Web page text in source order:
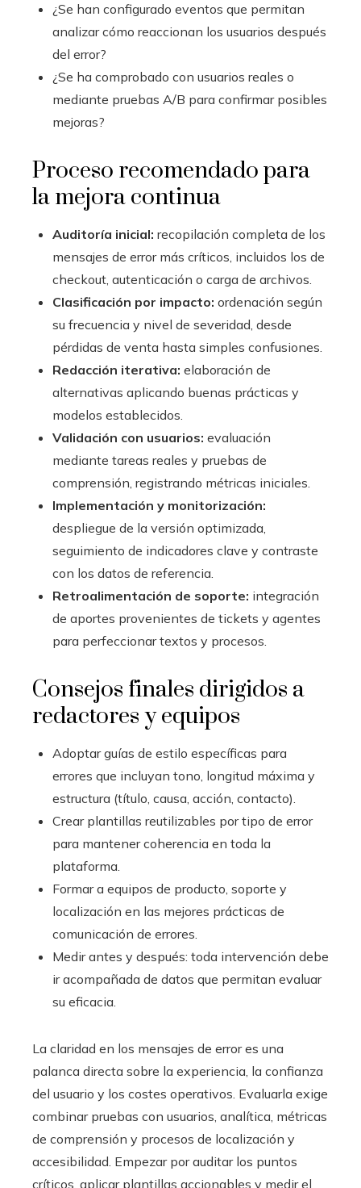
¿Se han configurado eventos que permitan
analizar cómo reaccionan los usuarios después
del error?
¿Se ha comprobado con usuarios reales o
mediante pruebas A/B para confirmar posibles
mejoras?
Proceso recomendado para
la mejora continua
Auditoría inicial: recopilación completa de los
mensajes de error más críticos, incluidos los de
checkout, autenticación o carga de archivos.
Clasificación por impacto: ordenación según
su frecuencia y nivel de severidad, desde
pérdidas de venta hasta simples confusiones.
Redacción iterativa: elaboración de
alternativas aplicando buenas prácticas y
modelos establecidos.
Validación con usuarios: evaluación
mediante tareas reales y pruebas de
comprensión, registrando métricas iniciales.
Implementación y monitorización:
despliegue de la versión optimizada,
seguimiento de indicadores clave y contraste
con los datos de referencia.
Retroalimentación de soporte: integración
de aportes provenientes de tickets y agentes
para perfeccionar textos y procesos.
Consejos finales dirigidos a
redactores y equipos
Adoptar guías de estilo específicas para
errores que incluyan tono, longitud máxima y
estructura (título, causa, acción, contacto).
Crear plantillas reutilizables por tipo de error
para mantener coherencia en toda la
plataforma.
Formar a equipos de producto, soporte y
localización en las mejores prácticas de
comunicación de errores.
Medir antes y después: toda intervención debe
ir acompañada de datos que permitan evaluar
su eficacia.
La claridad en los mensajes de error es una
palanca directa sobre la experiencia, la confianza
del usuario y los costes operativos. Evaluarla exige
combinar pruebas con usuarios, analítica, métricas
de comprensión y procesos de localización y
accesibilidad. Empezar por auditar los puntos
críticos, aplicar plantillas accionables y medir el